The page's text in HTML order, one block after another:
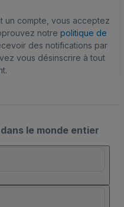
un compte, vous acceptez
notre politique de
des notifications par
vous désinscrire à tout
le monde entier